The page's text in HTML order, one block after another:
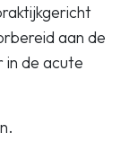
aan de
in de acute